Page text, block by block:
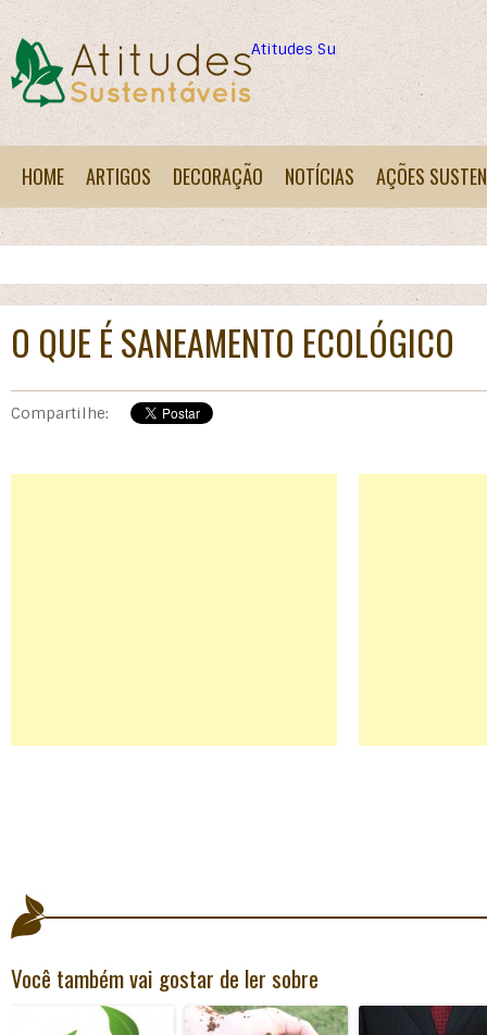
Atitudes Sustentáveis
HOME ARTIGOS DECORAÇÃO NOTÍCIAS AÇÕES
O QUE É SANEAMENTO ECOLÓGICO
Compartilhe:
Você também vai gostar de ler sobre